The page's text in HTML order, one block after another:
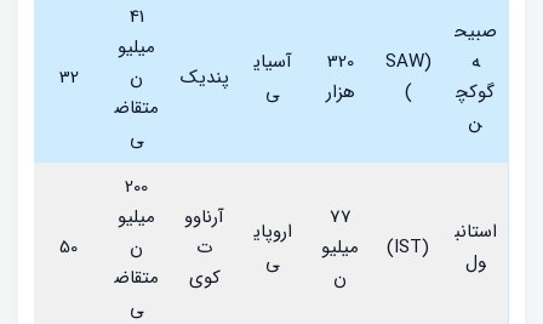
صبیح
ه
گوکچ
ن
(SAW
)
320
هزار
آسیای
ی
پندیک
41
میلیو
ن
متقاض
ی
32
استانب
ول
(IST)
77
میلیو
ن
اروپای
ی
آرناوو
ت
کوی
200
میلیو
ن
متقاض
ی
50